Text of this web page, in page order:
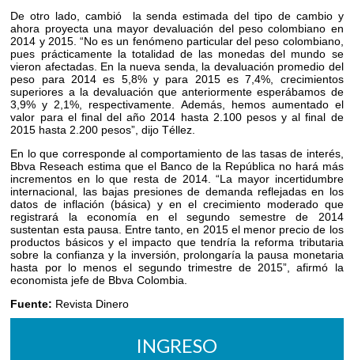
De otro lado, cambió la senda estimada del tipo de cambio y
ahora proyecta una mayor devaluación del peso colombiano en
2014 y 2015. “No es un fenómeno particular del peso colombiano,
pues prácticamente la totalidad de las monedas del mundo se
vieron afectadas. En la nueva senda, la devaluación promedio del
peso para 2014 es 5,8% y para 2015 es 7,4%, crecimientos
superiores a la devaluación que anteriormente esperábamos de
3,9% y 2,1%, respectivamente. Además, hemos aumentado el
valor para el final del año 2014 hasta 2.100 pesos y al final de
2015 hasta 2.200 pesos”, dijo Téllez.
En lo que corresponde al comportamiento de las tasas de interés,
Bbva Reseach estima que el Banco de la República no hará más
incrementos en lo que resta de 2014. “La mayor incertidumbre
internacional, las bajas presiones de demanda reflejadas en los
datos de inflación (básica) y en el crecimiento moderado que
registrará la economía en el segundo semestre de 2014
sustentan esta pausa. Entre tanto, en 2015 el menor precio de los
productos básicos y el impacto que tendría la reforma tributaria
sobre la confianza y la inversión, prolongaría la pausa monetaria
hasta por lo menos el segundo trimestre de 2015”, afirmó la
economista jefe de Bbva Colombia.
Fuente: Revista Dinero
INGRESO